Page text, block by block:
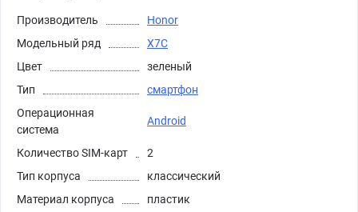
Производитель
Honor
Модельный ряд
X7C
Цвет
зеленый
Тип
смартфон
Операционная
система
Android
Количество SIM-карт
2
Тип корпуса
классический
Материал корпуса
пластик